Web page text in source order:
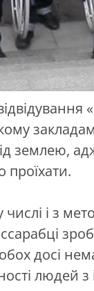
землею,
і з
досі
людей з